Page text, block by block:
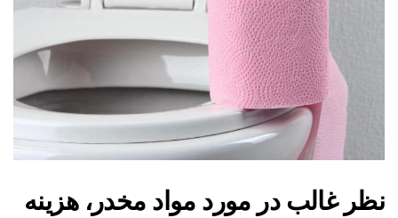
نظر غالب در مورد مواد مخدر، هزینه